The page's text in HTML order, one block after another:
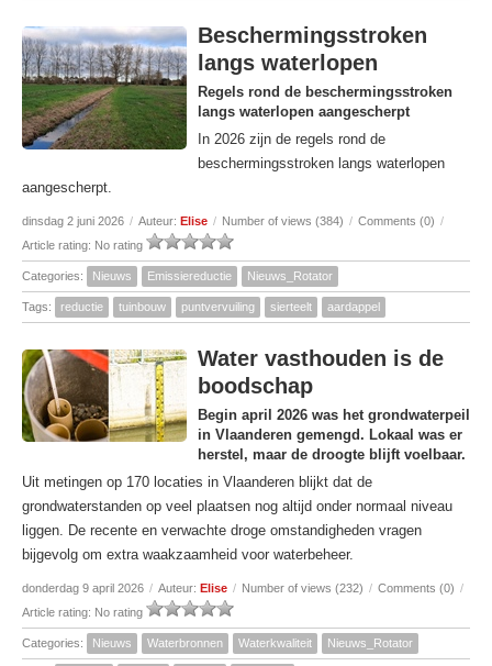
Beschermingsstroken
langs waterlopen
Regels rond de beschermingsstroken
langs waterlopen aangescherpt
In 2026 zijn de regels rond de
beschermingsstroken langs waterlopen
aangescherpt.
dinsdag 2 juni 2026 / Auteur: Elise / Number of views (384) / Comments (0) /
Article rating: No rating
Categories: Nieuws Emissiereductie Nieuws_Rotator
Tags: reductie tuinbouw puntvervuiling sierteelt aardappel
Water vasthouden is de
boodschap
Begin april 2026 was het grondwaterpeil
in Vlaanderen gemengd. Lokaal was er
herstel, maar de droogte blijft voelbaar.
Uit metingen op 170 locaties in Vlaanderen blijkt dat de
grondwaterstanden op veel plaatsen nog altijd onder normaal niveau
liggen. De recente en verwachte droge omstandigheden vragen
bijgevolg om extra waakzaamheid voor waterbeheer.
donderdag 9 april 2026 / Auteur: Elise / Number of views (232) / Comments (0) /
Article rating: No rating
Categories: Nieuws Waterbronnen Waterkwaliteit Nieuws_Rotator